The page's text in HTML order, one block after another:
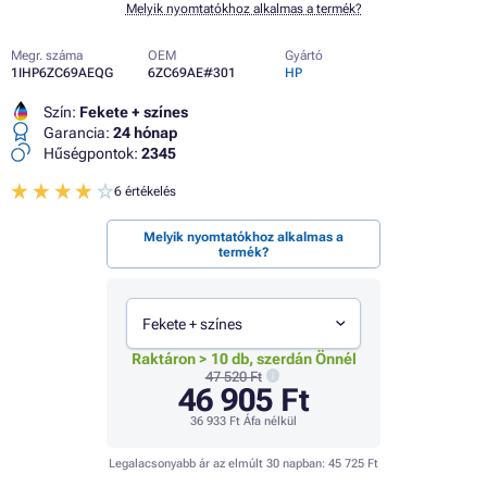
Melyik nyomtatókhoz alkalmas a termék?
Megr. száma
1IHP6ZC69AEQG
OEM
6ZC69AE#301
Gyártó
HP
Szín: Fekete + színes
Garancia: 24 hónap
Hűségpontok: 2345
6 értékelés
Melyik nyomtatókhoz alkalmas a
termék?
Fekete + színes
Raktáron > 10 db, szerdán Önnél
47 520 Ft
46 905 Ft
36 933 Ft Áfa nélkül
Legalacsonyabb ár az elmúlt 30 napban: 45 725 Ft